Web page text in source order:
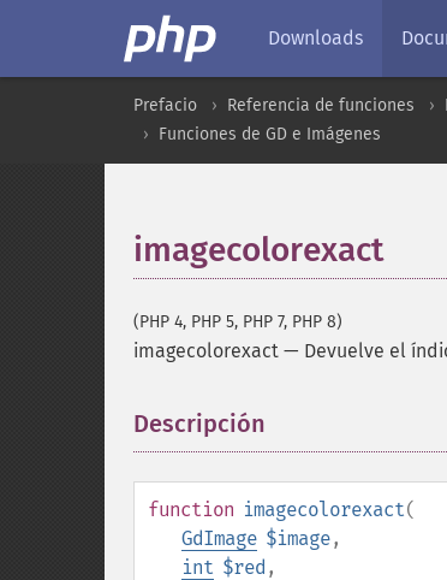
Downloads
Prefacio Referencia de funciones
Funciones de GD e Imágenes
imagecolorexact
(PHP 4, PHP 5, PHP 7, PHP 8)
imagecolorexact — Devuelve el
Descripción
function imagecolorexact(
GdImage $image,
int $red ,